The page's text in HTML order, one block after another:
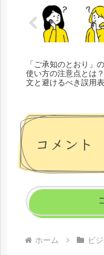
「ご承知のとおり」
使い方の注意点とは
文と避けるべき誤用
コメント
ホーム ビ